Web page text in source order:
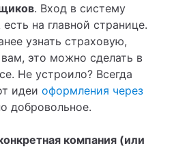
. Вход в систему
на главной странице.
узнать страховую,
это можно сделать в
Не устроило? Всегда
идеи оформления через
добровольное.
компания (или